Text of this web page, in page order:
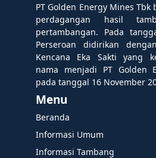
PT Golden Energy Mines
perdagangan hasil
pertambangan. Pada
Perseroan didirikan
Kencana Eka Sakti yang
nama menjadi PT Golden
pada tanggal 16 November
Menu
Beranda
Informasi Umum
Informasi Tambang